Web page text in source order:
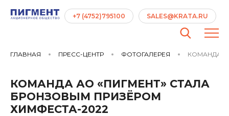
ГЛАВНАЯ ПРЕСС-ЦЕНТР ФОТОГАЛЕРЕЯ КОМАНДА
КОМАНДА АО «ПИГМЕНТ» СТАЛА
БРОНЗОВЫМ ПРИЗЁРОМ
ХИМФЕСТА-2022